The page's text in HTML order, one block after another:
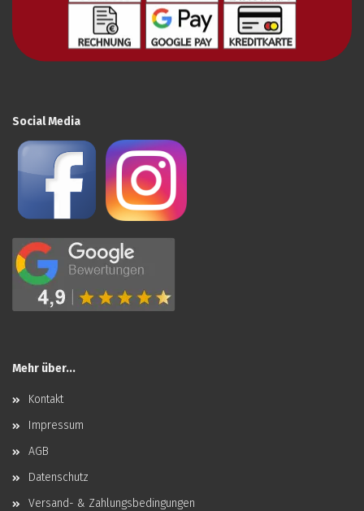
Social Media
Mehr über...
Kontakt
Impressum
AGB
Datenschutz
Versand- & Zahlungsbedingungen